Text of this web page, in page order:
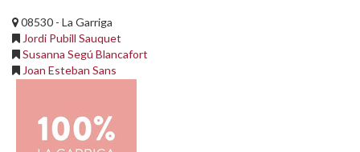
08530 - La Garriga
Jordi Pubill Sauquet
Susanna Segú Blancafort
Joan Esteban Sans